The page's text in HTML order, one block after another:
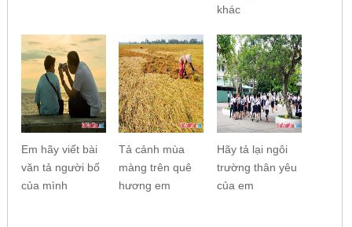
khác
Em hãy viết bài
văn tả người bố
của mình
Tả cảnh mùa
màng trên quê
hương em
Hãy tả lại ngôi
trường thân yêu
của em